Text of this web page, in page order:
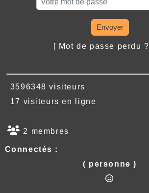
Envoyer
[ Mot de passe perdu ?
3596348 visiteurs
17 visiteurs en ligne
2 membres
Connectés :
( personne )